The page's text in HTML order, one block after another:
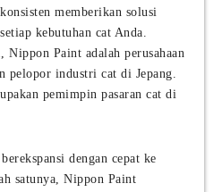
memberikan solusi
kebutuhan cat Anda.
Paint adalah perusahaan
pelopor industri cat di Jepang.
pemimpin pasaran cat di
dengan cepat ke
satunya, Nippon Paint